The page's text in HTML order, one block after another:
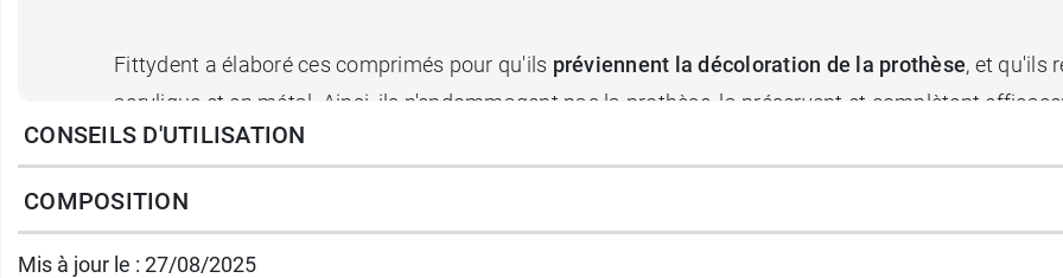
Fittydent a élaboré ces comprimés pour qu'ils préviennent la décoloration de la prothèse, et qu'ils
acrylique et en métal. Ainsi, ils n'endommagent pas la prothèse, la préservent et complètent
alimentaires, et elles doivent être brossées et nettoyées à l'aide des comprimés
CONSEILS D'UTILISATION
COMPOSITION
Mis à jour le : 27/08/2025